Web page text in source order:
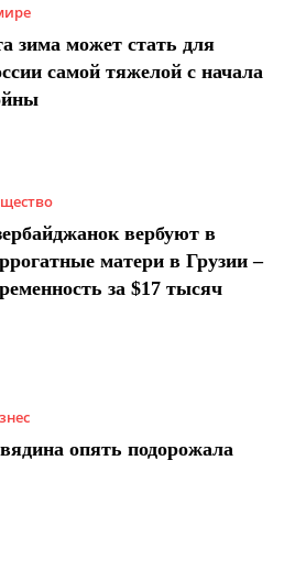
зима может стать для
самой тяжелой с начала
вербуют в
матери в Грузии –
за $17 тысяч
опять подорожала